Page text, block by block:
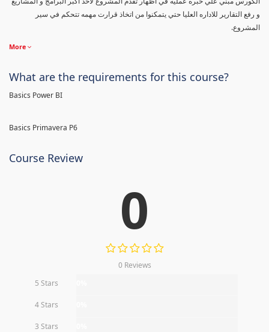
و رفع التقارير للاداره العليا حتي يتمكنوا من اتخاذ قرارت مهمه تتحكم في سير
المشروع.
More
What are the requirements for this course?
Basics Power BI
Basics Primavera P6
Course Review
0
0 Reviews
5 Stars
4 Stars
3 Stars